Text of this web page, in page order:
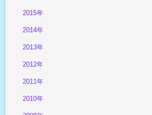
2015年
2014年
2013年
2012年
2011年
2010年